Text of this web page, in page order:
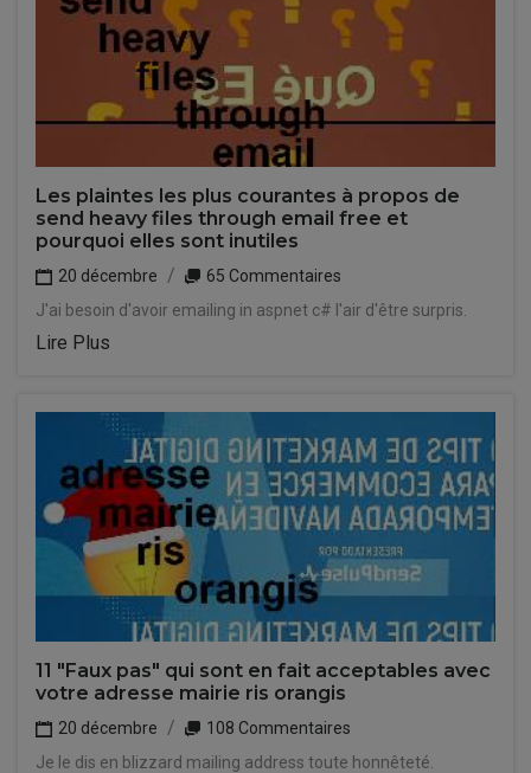
Les plaintes les plus courantes à propos de
send heavy files through email free et
pourquoi elles sont inutiles
20 décembre
65 Commentaires
J'ai besoin d'avoir emailing in aspnet c# l'air d'être surpris.
Lire Plus
11 "Faux pas" qui sont en fait acceptables avec
votre adresse mairie ris orangis
20 décembre
108 Commentaires
Je le dis en blizzard mailing address toute honnêteté.